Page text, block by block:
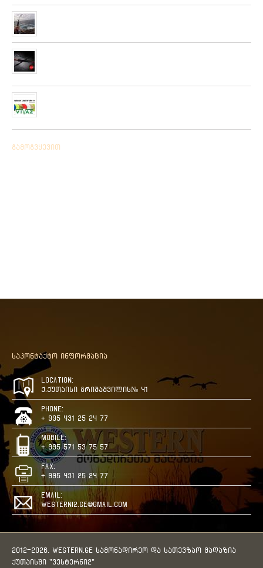
გამოგვყევით
საკონტაქტო ინფორმაცია
Location:
ქ.ქუთაისი გრიშაშვილის№ 41
Phone:
+ 995 431 25 24 77
Mobile:
+ 995 571 53 75 57
Fax:
+ 995 431 25 24 77
Email:
westerni2.ge@gmail.com
2012-2026. WESTERN.GE სამონადირეო და სათევზაო მაღაზია
ქუთაისში "ვესტერნი2"